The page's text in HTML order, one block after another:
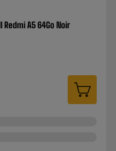
Redmi A5 64Go Noir